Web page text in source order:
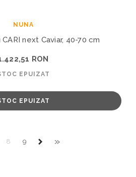
NUNA
next Caviar, 40-70 cm
RON
EPUIZAT
EPUIZAT
8 9 »